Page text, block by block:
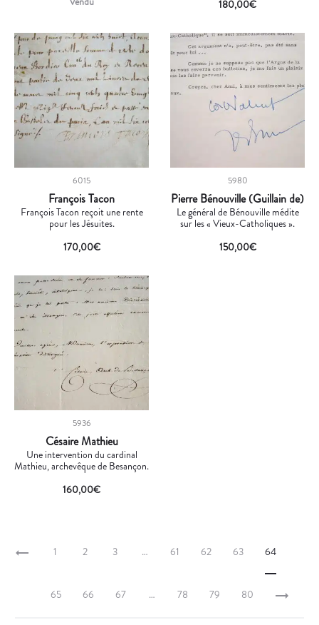
180,00€
6015
François Tacon
François Tacon reçoit une rente
pour les Jésuites.
170,00€
5980
Pierre Bénouville (Guillain de)
Le général de Bénouville médite
sur les « Vieux-Catholiques ».
150,00€
5936
Césaire Mathieu
Une intervention du cardinal
Mathieu, archevêque de Besançon.
160,00€
1 2 3 … 61 62 63 64
65 66 67 … 78 79 80